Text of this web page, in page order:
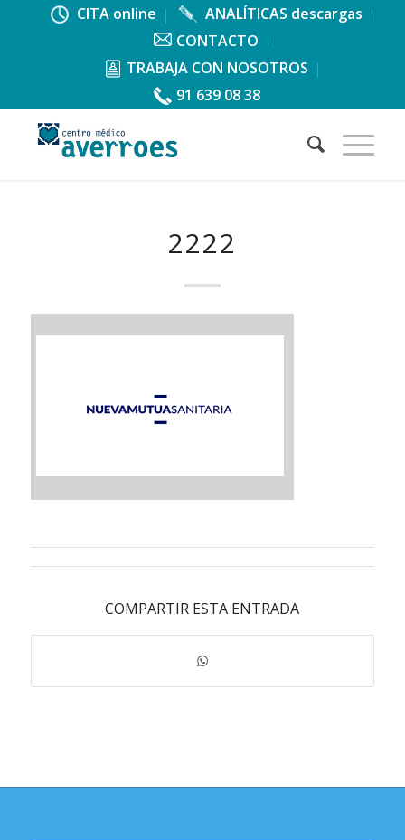
CITA online
ANALÍTICAS descargas
CONTACTO
TRABAJA CON NOSOTROS
91 639 08 38
2222
COMPARTIR ESTA ENTRADA